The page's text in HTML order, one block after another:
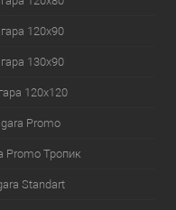
120x90
130x90
120x120
Promo
Тропик
Standart